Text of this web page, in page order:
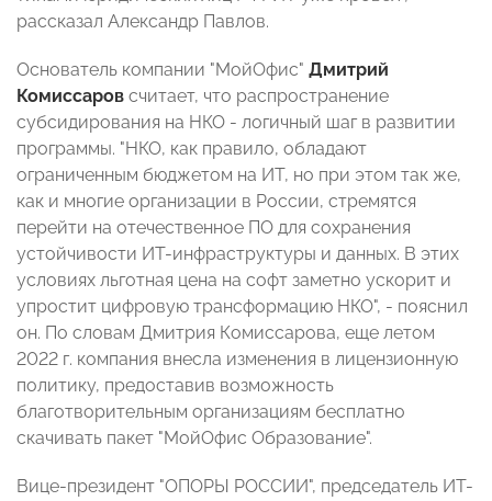
рассказал Александр Павлов.
Основатель компании "МойОфис" Дмитрий
Комиссаров считает, что распространение
субсидирования на НКО - логичный шаг в развитии
программы. "НКО, как правило, обладают
ограниченным бюджетом на ИТ, но при этом так же,
как и многие организации в России, стремятся
перейти на отечественное ПО для сохранения
устойчивости ИТ-инфраструктуры и данных. В этих
условиях льготная цена на софт заметно ускорит и
упростит цифровую трансформацию НКО", - пояснил
он. По словам Дмитрия Комиссарова, еще летом
2022 г. компания внесла изменения в лицензионную
политику, предоставив возможность
благотворительным организациям бесплатно
скачивать пакет "МойОфис Образование".
Вице-президент "ОПОРЫ РОССИИ", председатель ИТ-